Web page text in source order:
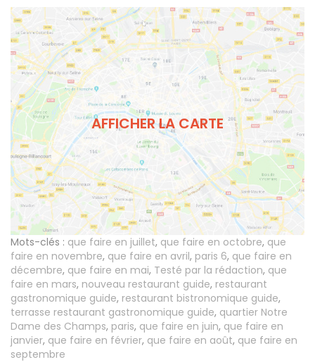
AFFICHER LA CARTE
Mots-clés : que faire en juillet, que faire en octobre, que
faire en novembre, que faire en avril, paris 6, que faire en
décembre, que faire en mai, Testé par la rédaction, que
faire en mars, nouveau restaurant guide, restaurant
gastronomique guide, restaurant bistronomique guide,
terrasse restaurant gastronomique guide, quartier Notre
Dame des Champs, paris, que faire en juin, que faire en
janvier, que faire en février, que faire en août, que faire en
septembre